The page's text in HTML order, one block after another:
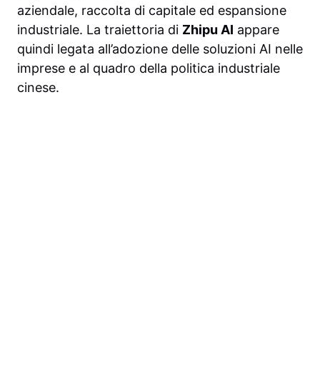
aziendale, raccolta di capitale ed espansione
industriale. La traiettoria di Zhipu AI appare
quindi legata all’adozione delle soluzioni AI nelle
imprese e al quadro della politica industriale
cinese.